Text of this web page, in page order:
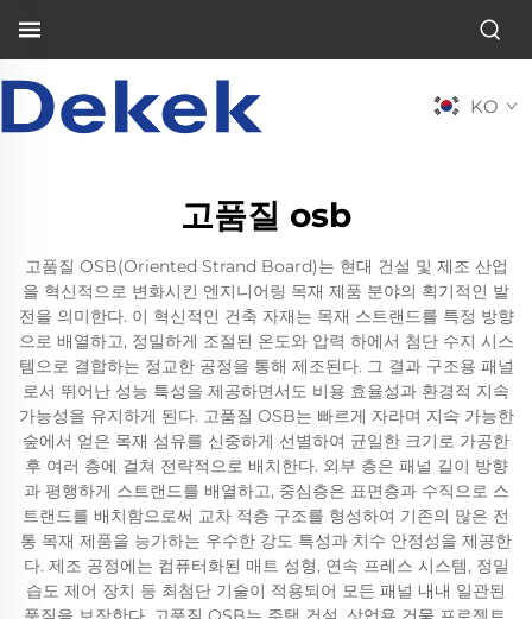
KO
고품질 osb
고품질 OSB(Oriented Strand Board)는 현대 건설 및 제조 산업
을 혁신적으로 변화시킨 엔지니어링 목재 제품 분야의 획기적인 발
전을 의미한다. 이 혁신적인 건축 자재는 목재 스트랜드를 특정 방향
으로 배열하고, 정밀하게 조절된 온도와 압력 하에서 첨단 수지 시스
템으로 결합하는 정교한 공정을 통해 제조된다. 그 결과 구조용 패널
로서 뛰어난 성능 특성을 제공하면서도 비용 효율성과 환경적 지속
가능성을 유지하게 된다. 고품질 OSB는 빠르게 자라며 지속 가능한
숲에서 얻은 목재 섬유를 신중하게 선별하여 균일한 크기로 가공한
후 여러 층에 걸쳐 전략적으로 배치한다. 외부 층은 패널 길이 방향
과 평행하게 스트랜드를 배열하고, 중심층은 표면층과 수직으로 스
트랜드를 배치함으로써 교차 적층 구조를 형성하여 기존의 많은 전
통 목재 제품을 능가하는 우수한 강도 특성과 치수 안정성을 제공한
다. 제조 공정에는 컴퓨터화된 매트 성형, 연속 프레스 시스템, 정밀
습도 제어 장치 등 최첨단 기술이 적용되어 모든 패널 내내 일관된